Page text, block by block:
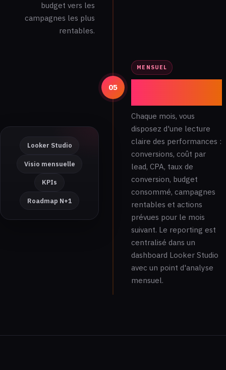
budget vers les
campagnes les plus
rentables.
05
MENSUEL
Chaque mois, vous
disposez d'une lecture
claire des performances :
conversions, coût par
lead, CPA, taux de
conversion, budget
consommé, campagnes
rentables et actions
prévues pour le mois
suivant. Le reporting est
centralisé dans un
dashboard Looker Studio
avec un point d'analyse
mensuel.
Looker Studio
Visio mensuelle
KPIs
Roadmap N+1